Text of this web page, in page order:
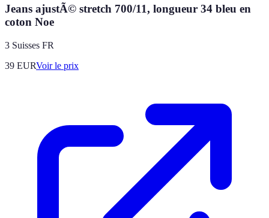
Jeans ajustÃ© stretch 700/11, longueur 34 bleu en
coton Noe
3 Suisses FR
39 EURVoir le prix